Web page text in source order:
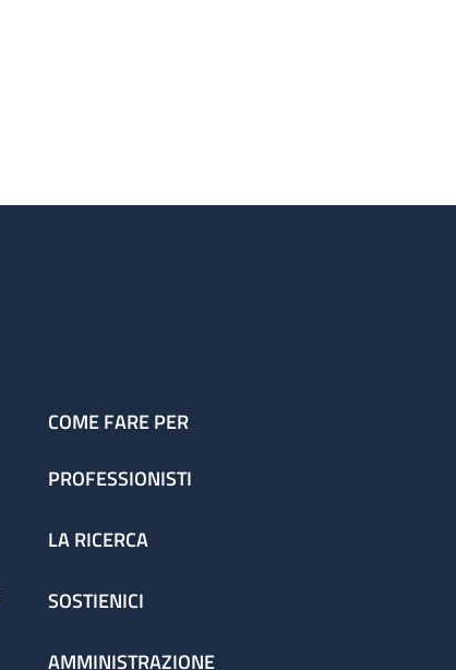
COME FARE PER
PROFESSIONISTI
LA RICERCA
SOSTIENICI
AMMINISTRAZIONE